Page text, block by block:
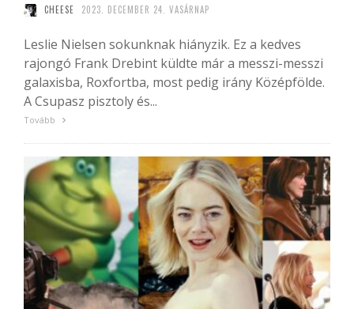
CHEESE 2023. DECEMBER 24. VASÁRNAP
Leslie Nielsen sokunknak hiányzik. Ez a kedves
rajongó Frank Drebint küldte már a messzi-messzi
galaxisba, Roxfortba, most pedig irány Középfölde.
A Csupasz pisztoly és...
Tovább